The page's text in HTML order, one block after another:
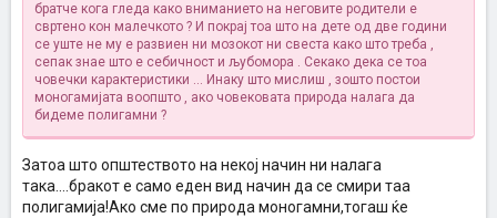
братче кога гледа како вниманието на неговите родители е
свртено кон малечкото ? И покрај тоа што на дете од две години
се уште не му е развиен ни мозокот ни свеста како што треба ,
сепак знае што е себичност и љубомора . Секако дека се тоа
човечки карактеристики ... Инаку што мислиш , зошто постои
моногамијата воопшто , ако човековата природа налага да
бидеме полигамни ?
Затоа што општеството на некој начин ни налага
така....бракот е само еден вид начин да се смири таа
полигамија!Ако сме по природа моногамни,тогаш ќе